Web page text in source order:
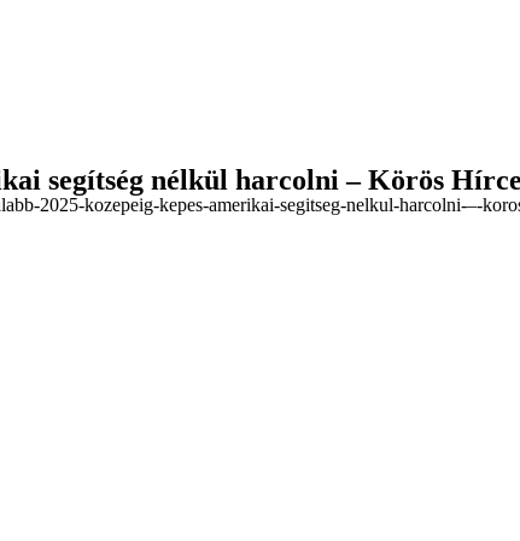
segítség nélkül harcolni – Körös